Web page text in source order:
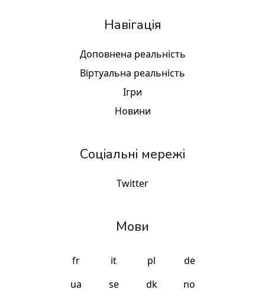
Навігація
Доповнена реальність
Віртуальна реальність
Ігри
Новини
Соціальні мережі
Twitter
Мови
fr it pl
de
ua
se dk no